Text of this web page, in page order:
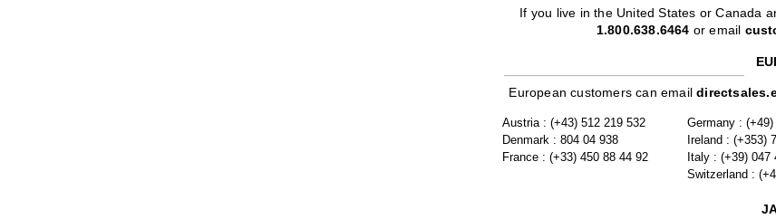
If you live in the United States or Canada
1.800.638.6464 or email
European customers can email
Austria : (+43) 512 219 532
Denmark : 804 04 938
France : (+33) 450 88 44 92
Germany :
Ireland : (+353)
Italy : (+39) 047
Switzerland :